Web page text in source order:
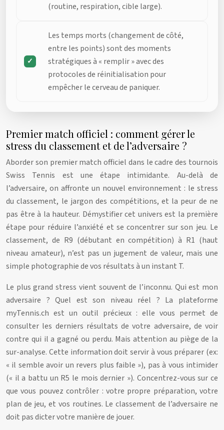
(routine, respiration, cible large).
Les temps morts (changement de côté,
entre les points) sont des moments
stratégiques à « remplir » avec des
protocoles de réinitialisation pour
empêcher le cerveau de paniquer.
Premier match officiel : comment gérer le
stress du classement et de l’adversaire ?
Aborder son premier match officiel dans le cadre des tournois
Swiss Tennis est une étape intimidante. Au-delà de
l’adversaire, on affronte un nouvel environnement : le stress
du classement, le jargon des compétitions, et la peur de ne
pas être à la hauteur. Démystifier cet univers est la première
étape pour réduire l’anxiété et se concentrer sur son jeu. Le
classement, de R9 (débutant en compétition) à R1 (haut
niveau amateur), n’est pas un jugement de valeur, mais une
simple photographie de vos résultats à un instant T.
Le plus grand stress vient souvent de l’inconnu. Qui est mon
adversaire ? Quel est son niveau réel ? La plateforme
myTennis.ch est un outil précieux : elle vous permet de
consulter les derniers résultats de votre adversaire, de voir
contre qui il a gagné ou perdu. Mais attention au piège de la
sur-analyse. Cette information doit servir à vous préparer (ex:
« il semble avoir un revers plus faible »), pas à vous intimider
(« il a battu un R5 le mois dernier »). Concentrez-vous sur ce
que vous pouvez contrôler : votre propre préparation, votre
plan de jeu, et vos routines. Le classement de l’adversaire ne
doit pas dicter votre manière de jouer.